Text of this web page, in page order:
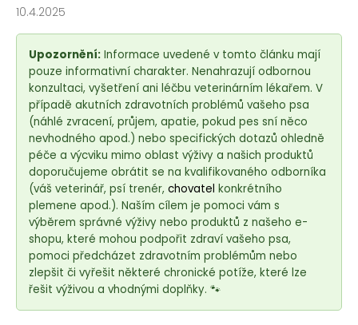
10.4.2025
Upozornění: Informace uvedené v tomto článku mají
pouze informativní charakter. Nenahrazují odbornou
konzultaci, vyšetření ani léčbu veterinárním lékařem. V
případě akutních zdravotních problémů vašeho psa
(náhlé zvracení, průjem, apatie, pokud pes sní něco
nevhodného apod.) nebo specifických dotazů ohledně
péče a výcviku mimo oblast výživy a našich produktů
doporučujeme obrátit se na kvalifikovaného odborníka
(váš veterinář, psí trenér, chovatel konkrétního
plemene apod.). Naším cílem je pomoci vám s
výběrem správné výživy nebo produktů z našeho e-
shopu, které mohou podpořit zdraví vašeho psa,
pomoci předcházet zdravotním problémům nebo
zlepšit či vyřešit některé chronické potíže, které lze
řešit výživou a vhodnými doplňky. 🐾
o
p
a
j